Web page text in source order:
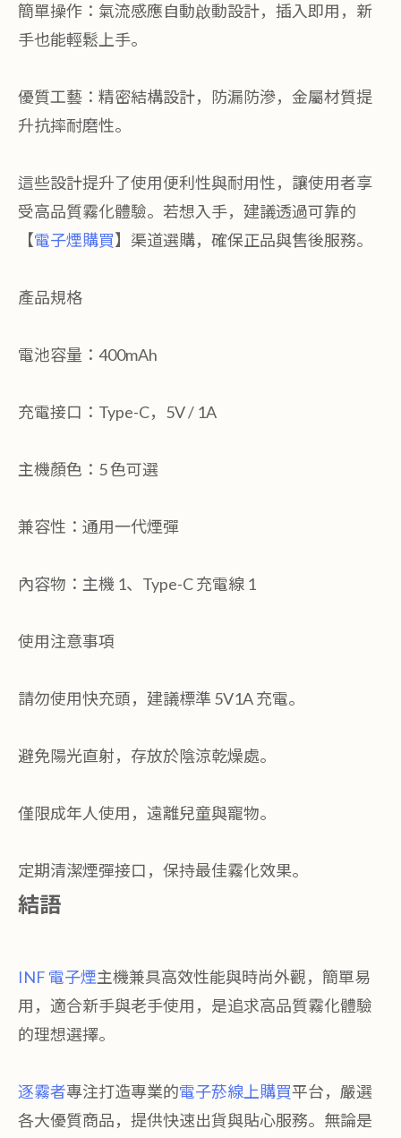
簡單操作：氣流感應自動啟動設計，插入即用，新
手也能輕鬆上手。
優質工藝：精密結構設計，防漏防滲，金屬材質提
升抗摔耐磨性。
這些設計提升了使用便利性與耐用性，讓使用者享
受高品質霧化體驗。若想入手，建議透過可靠的
【電子煙購買】渠道選購，確保正品與售後服務。
產品規格
電池容量：400mAh
充電接口：Type-C，5V / 1A
主機顏色：5 色可選
兼容性：通用一代煙彈
內容物：主機 1、Type-C 充電線 1
使用注意事項
請勿使用快充頭，建議標準 5V1A 充電。
避免陽光直射，存放於陰涼乾燥處。
僅限成年人使用，遠離兒童與寵物。
定期清潔煙彈接口，保持最佳霧化效果。
結語
INF 電子煙主機兼具高效性能與時尚外觀，簡單易
用，適合新手與老手使用，是追求高品質霧化體驗
的理想選擇。
逐霧者專注打造專業的電子菸線上購買平台，嚴選
各大優質商品，提供快速出貨與貼心服務。無論是